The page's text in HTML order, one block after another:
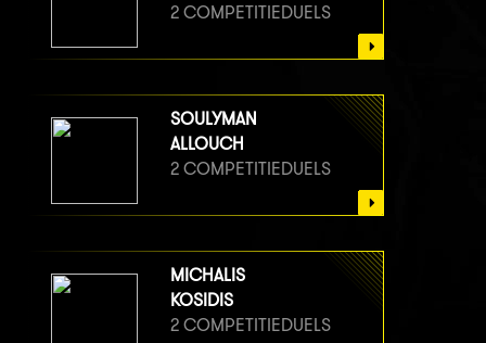
2 COMPETITIEDUELS
SOULYMAN
ALLOUCH
2 COMPETITIEDUELS
MICHALIS
KOSIDIS
2 COMPETITIEDUELS